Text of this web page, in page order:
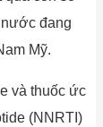
đang
Mỹ.
và thuốc ức
(NNRTI)